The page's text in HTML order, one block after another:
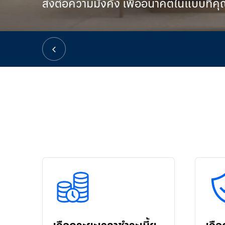
ส่งต่อความมั่งคั่ง เพื่ออนาคตในแบบที่